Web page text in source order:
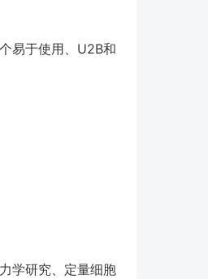
易于使用、U2B和
学研究、定量细胞